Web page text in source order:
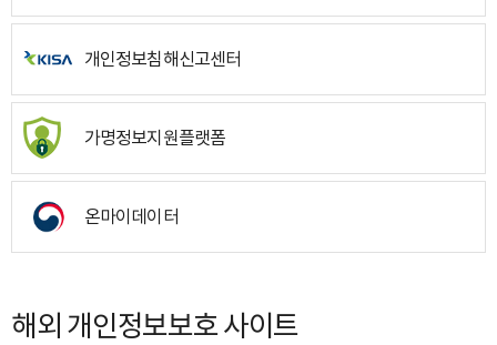
개인정보침해신고센터
가명정보지원플랫폼
온마이데이터
해외 개인정보보호 사이트